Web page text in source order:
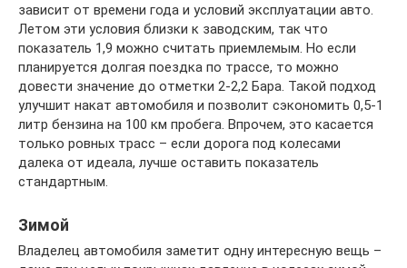
зависит от времени года и условий эксплуатации авто.
Летом эти условия близки к заводским, так что
показатель 1,9 можно считать приемлемым. Но если
планируется долгая поездка по трассе, то можно
довести значение до отметки 2-2,2 Бара. Такой подход
улучшит накат автомобиля и позволит сэкономить 0,5-1
литр бензина на 100 км пробега. Впрочем, это касается
только ровных трасс – если дорога под колесами
далека от идеала, лучше оставить показатель
стандартным.
Зимой
Владелец автомобиля заметит одну интересную вещь –